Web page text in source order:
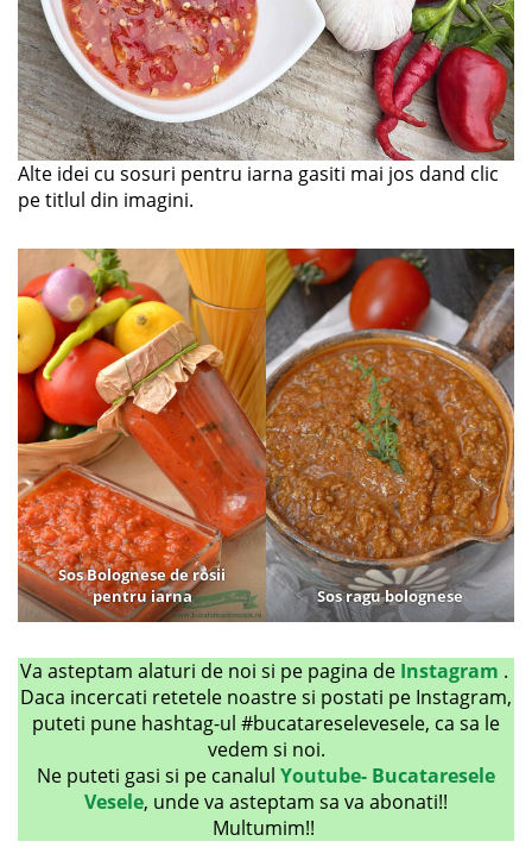
Alte idei cu sosuri pentru iarna gasiti mai jos dand clic
pe titlul din imagini.
Sos Bolognese de rosii
pentru iarna
Sos ragu bolognese
Va asteptam alaturi de noi si pe pagina de Instagram .
Daca incercati retetele noastre si postati pe Instagram,
puteti pune hashtag-ul #bucatareselevesele, ca sa le
vedem si noi.
Ne puteti gasi si pe canalul Youtube- Bucataresele
Vesele, unde va asteptam sa va abonati!!
Multumim!!